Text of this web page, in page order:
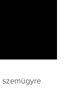
szemügyre